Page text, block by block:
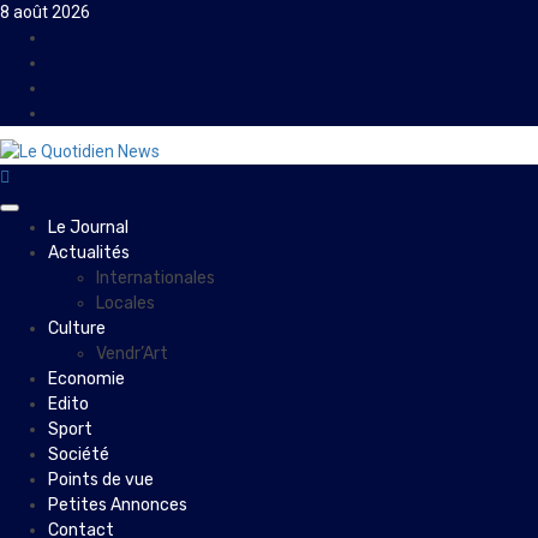
Skip
content
8 août 2026
PrimaryLe Journal
Actualités
Internationales
Locales
Culture
Vendr’Art
Economie
Edito
Sport
Société
Points de vue
Petites Annonces
Contact